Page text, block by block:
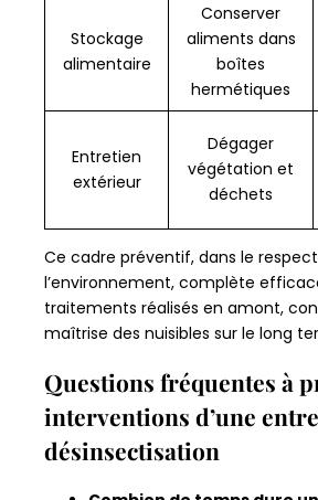
Stockage
alimentaire
Conserver
aliments dans
boîtes
hermétiques
Entretien
extérieur
Dégager
végétation et
déchets
Ce cadre préventif, dans le
l’environnement, complète
traitements réalisés en amont,
maîtrise des nuisibles sur le long
Questions fréquentes à
interventions d’une
désinsectisation